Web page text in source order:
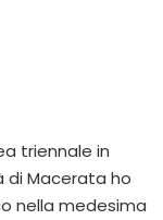
triennale in
di Macerata ho
nella medesima